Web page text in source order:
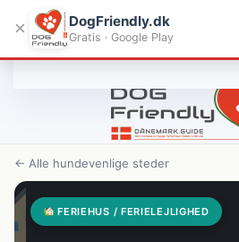
Gå til hovedindhold
× DogFriendly.dk
Gratis · Google Play
← Alle hundevenlige steder
FERIEHUS / FERIELEJLIGHED